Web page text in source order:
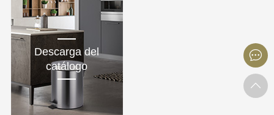
Descarga del
catálogo